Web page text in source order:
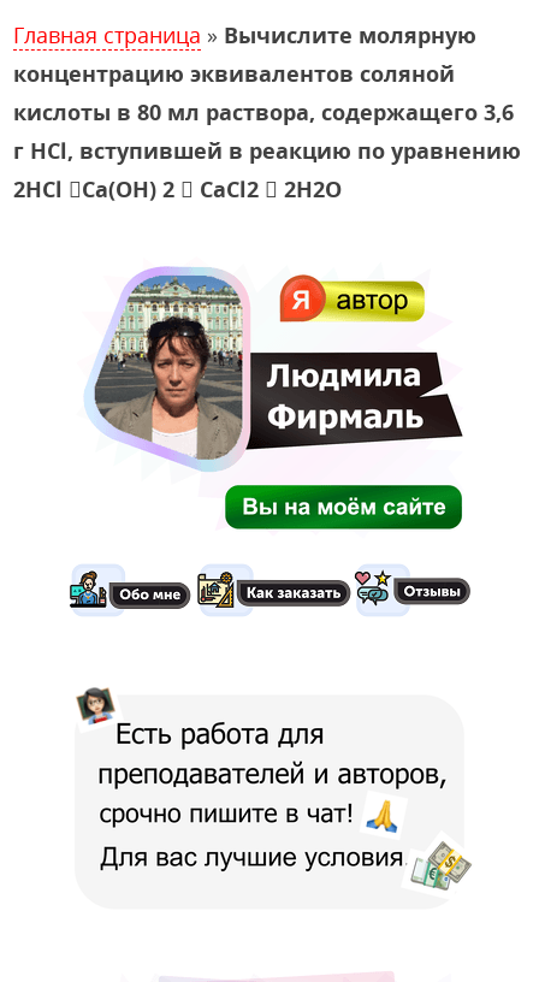
Главная страница » Вычислите молярную
концентрацию эквивалентов соляной
кислоты в 80 мл раствора, содержащего 3,6
г HCl, вступившей в реакцию по уравнению
2HCl Ca(OH) 2  CaCl2  2H2O